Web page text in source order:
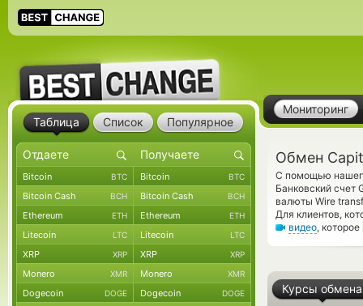
Мониторинг
Обмен
С помощью
Банковский счет
валюты Wire
Для клиентов,
видео,
Курсы обмена
Таблица Список Популярное
Bitcoin BTC Bitcoin BTC
Bitcoin Cash BCH Bitcoin Cash BCH
Ethereum ETH Ethereum ETH
Litecoin LTC Litecoin LTC
XRP XRP XRP XRP
Monero XMR Monero XMR
Dogecoin DOGE Dogecoin DOGE